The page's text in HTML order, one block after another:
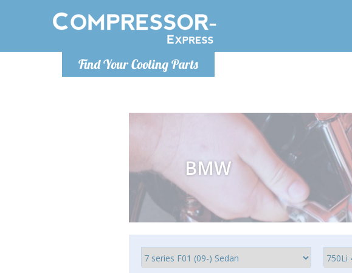
Find Your Cooling Parts
Montag bis Freitag 9-17 Uhr
info@compressor-express.de
Montag bis Freitag 9-17 Uhr
BMW